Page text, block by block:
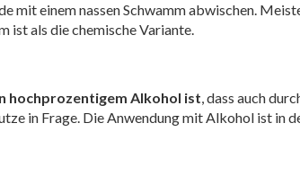
mit einem nassen Schwamm abwischen.
ist als die chemische Variante.
hochprozentigem Alkohol ist, dass auch
in Frage. Die Anwendung mit Alkohol ist in